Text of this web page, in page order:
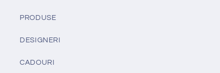
PRODUSE
DESIGNERI
CADOURI